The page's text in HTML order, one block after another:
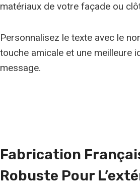
matériaux de votre façade ou
Personnalisez le texte avec le
touche amicale et une meilleure
message.
Fabrication
Robuste Pour